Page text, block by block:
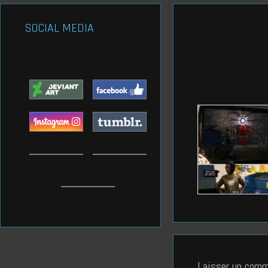
SOCIAL MEDIA